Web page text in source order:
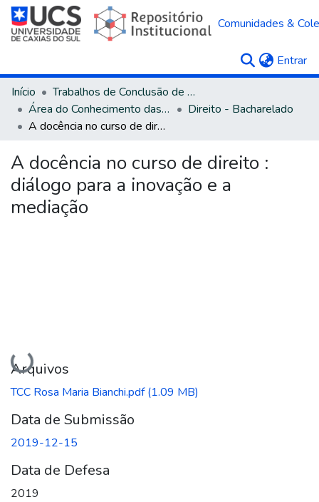
Comunidades &
Entrar
Início
Trabalhos de Conclusão de Curso
Área do Conhecimento das Ciências Sociais Aplicadas
Direito - Bacharelado
A docência no curso de direito : diálogo para a inovação e a mediação
A docência no curso de direito :
diálogo para a inovação e a
mediação
Carregando...
Arquivos
TCC Rosa Maria Bianchi.pdf(1.09 MB)
Data de Submissão
2019-12-15
Data de Defesa
2019